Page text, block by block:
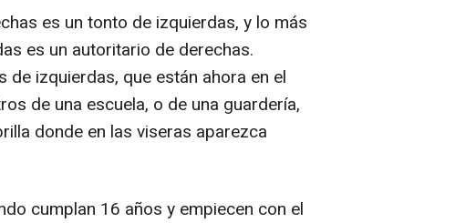
es un tonto de izquierdas, y lo más
es un autoritario de derechas.
izquierdas, que están ahora en el
de una escuela, o de una guardería,
donde en las viseras aparezca
cumplan 16 años y empiecen con el